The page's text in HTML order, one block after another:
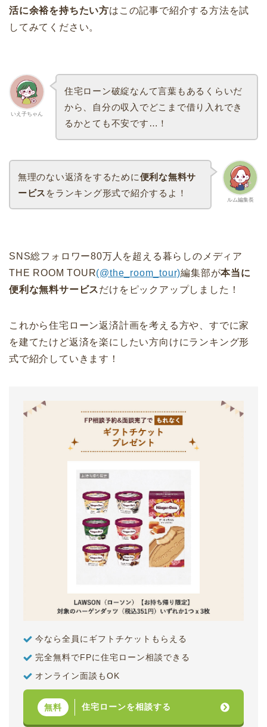
活に余裕を持ちたい方はこの記事で紹介する方法を試
してみてください。
いえ子ちゃん
住宅ローン破綻なんて言葉もあるくらいだ
から、自分の収入でどこまで借り入れでき
るかとても不安です…！
ルム編集長
無理のない返済をするために便利な無料サ
ービス をランキング形式で紹介するよ！
SNS総フォロワー80万人を超える暮らしのメディア
THE ROOM TOUR(@the_room_tour)編集部が本当に
便利な無料サービスだけをピックアップしました！
これから住宅ローン返済計画を考える方や、すでに家
を建てたけど返済を楽にしたい方向けにランキング形
式で紹介していきます！
今なら全員にギフトチケットもらえる
完全無料でFPに住宅ローン相談できる
オンライン面談もOK
無料 住宅ローンを相談する